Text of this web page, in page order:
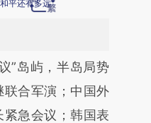
平还有多远
话：本文由第三方
文章
岛屿，半岛局势
合军演；中国外
急会议；韩国表